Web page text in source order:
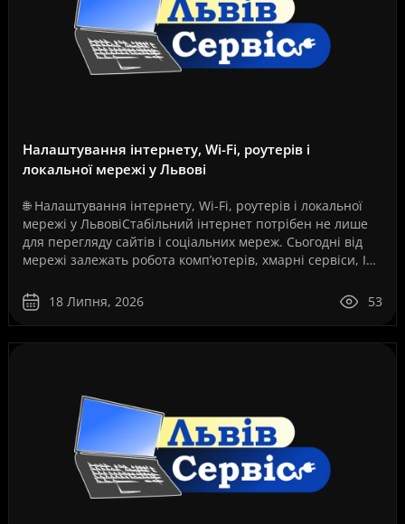
Налаштування інтернету, Wi-Fi, роутерів і
локальної мережі у Львові
🌐 Налаштування інтернету, Wi-Fi, роутерів і локальної
мережі у ЛьвовіСтабільний інтернет потрібен не лише
для перегляду сайтів і соціальних мереж. Сьогодні від
мережі залежать робота комп’ютерів, хмарні сервіси, IP-
18 Липня, 2026
53